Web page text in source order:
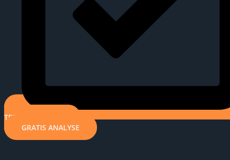
TERMIN BUCHEN
GRATIS ANALYSE